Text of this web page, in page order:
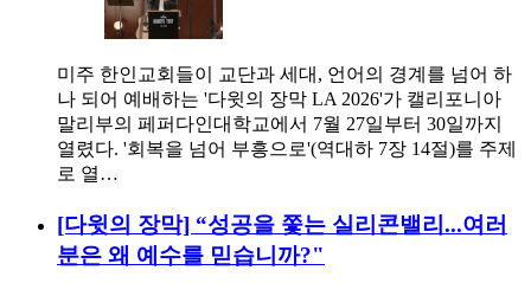
미주 한인교회들이 교단과 세대, 언어의 경계를 넘어 하
나 되어 예배하는 '다윗의 장막 LA 2026'가 캘리포니아
말리부의 페퍼다인대학교에서 7월 27일부터 30일까지
열렸다. '회복을 넘어 부흥으로'(역대하 7장 14절)를 주제
로 열…
[다윗의 장막] “성공을 쫓는 실리콘밸리...여러
분은 왜 예수를 믿습니까?"